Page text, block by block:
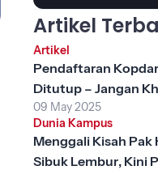
Artikel
Artikel
Pendaftaran
Ditutup – Jangan
Peluang Emas
09 May 2025
Dunia Kampus
Menggali Kisah
Sibuk Lembur, Kini